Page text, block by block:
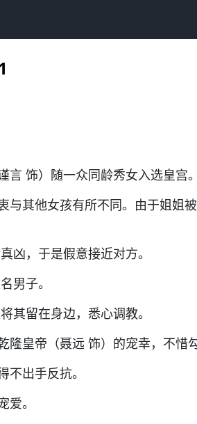
饰）随一众同龄秀女入选皇宫。
与其他女孩有所不同。由于姐姐
凶，于是假意接近对方。
男子。
其留在身边，悉心调教。
皇帝（聂远 饰）的宠幸，不惜
出手反抗。
。